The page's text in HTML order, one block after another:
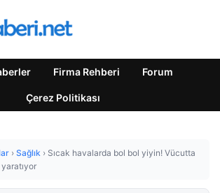
Firma Rehberi Forum
Çerez Politikası
› Sağlık › Sıcak havalarda bol bol yiyin! Vücutta